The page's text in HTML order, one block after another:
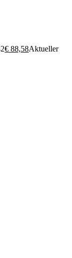
€ 88,58Aktueller